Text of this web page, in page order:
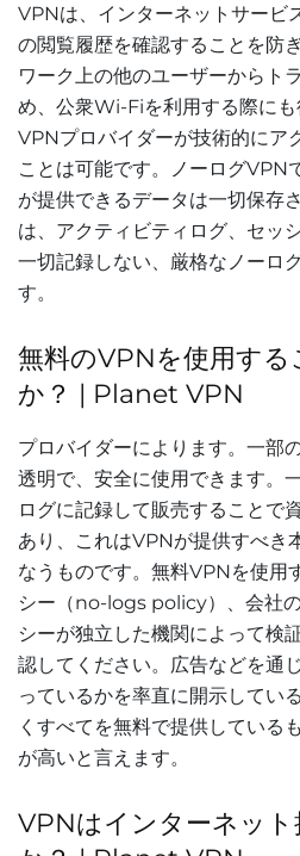
VPNは、インターネットサービ
の閲覧履歴を確認することを防
ワーク上の他のユーザーからト
め、公衆Wi-Fiを利用する際にも
VPNプロバイダーが技術的にア
ことは可能です。ノーログVPN
が提供できるデータは一切保存
は、アクティビティログ、セッ
一切記録しない、厳格なノーロ
す。
無料のVPNを使用する
か？ | Planet VPN
プロバイダーによります。一部
透明で、安全に使用できます。
ログに記録して販売することで
あり、これはVPNが提供すべき
なうものです。無料VPNを使用
シー（no-logs policy）、会社
シーが独立した機関によって検
認してください。広告などを通
っているかを率直に開示してい
くすべてを無料で提供している
が高いと言えます。
VPNはインターネッ